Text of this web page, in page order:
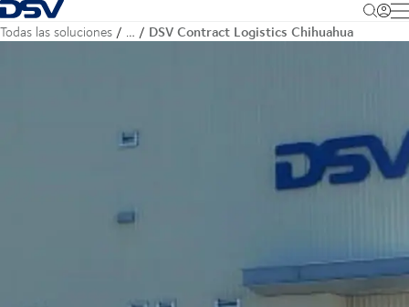
Volver a la página principal
Todas las soluciones … DSV Contract Logistics Chihuahua